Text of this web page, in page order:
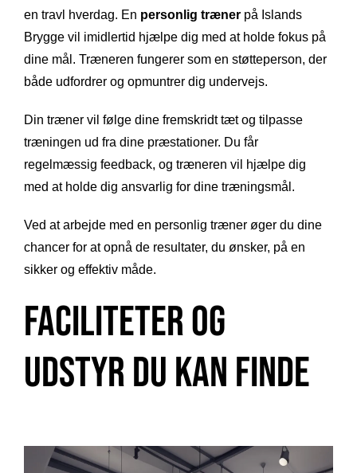
en travl hverdag. En personlig træner på Islands
Brygge vil imidlertid hjælpe dig med at holde fokus på
dine mål. Træneren fungerer som en støtteperson, der
både udfordrer og opmuntrer dig undervejs.
Din træner vil følge dine fremskridt tæt og tilpasse
træningen ud fra dine præstationer. Du får
regelmæssig feedback, og træneren vil hjælpe dig
med at holde dig ansvarlig for dine træningsmål.
Ved at arbejde med en personlig træner øger du dine
chancer for at opnå de resultater, du ønsker, på en
sikker og effektiv måde.
Faciliteter og
udstyr du kan finde